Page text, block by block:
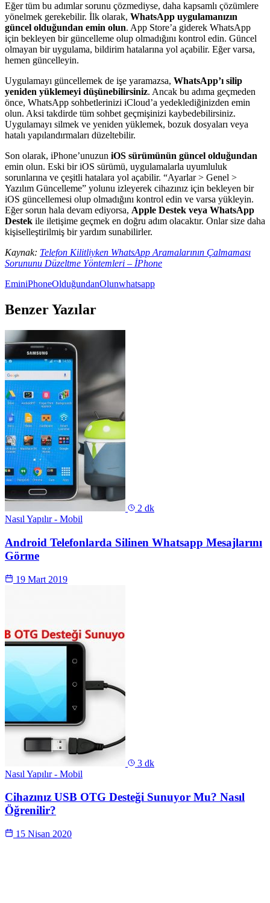
Eğer tüm bu adımlar sorunu çözmediyse, daha kapsamlı çözümlere
yönelmek gerekebilir. İlk olarak, WhatsApp uygulamanızın
güncel olduğundan emin olun. App Store’a giderek WhatsApp
için bekleyen bir güncelleme olup olmadığını kontrol edin. Güncel
olmayan bir uygulama, bildirim hatalarına yol açabilir. Eğer varsa,
hemen güncelleyin.
Uygulamayı güncellemek de işe yaramazsa, WhatsApp’ı silip
yeniden yüklemeyi düşünebilirsiniz. Ancak bu adıma geçmeden
önce, WhatsApp sohbetlerinizi iCloud’a yedeklediğinizden emin
olun. Aksi takdirde tüm sohbet geçmişinizi kaybedebilirsiniz.
Uygulamayı silmek ve yeniden yüklemek, bozuk dosyaları veya
hatalı yapılandırmaları düzeltebilir.
Son olarak, iPhone’unuzun iOS sürümünün güncel olduğundan
emin olun. Eski bir iOS sürümü, uygulamalarla uyumluluk
sorunlarına ve çeşitli hatalara yol açabilir. “Ayarlar > Genel >
Yazılım Güncelleme” yolunu izleyerek cihazınız için bekleyen bir
iOS güncellemesi olup olmadığını kontrol edin ve varsa yükleyin.
Eğer sorun hala devam ediyorsa, Apple Destek veya WhatsApp
Destek ile iletişime geçmek en doğru adım olacaktır. Onlar size daha
kişiselleştirilmiş bir yardım sunabilirler.
Kaynak: Telefon Kilitliyken WhatsApp Aramalarının Çalmaması
Sorununu Düzeltme Yöntemleri – İPhone
EminiPhoneOlduğundanOlunwhatsapp
Benzer Yazılar
2 dk
Nasıl Yapılır - Mobil
Android Telefonlarda Silinen Whatsapp Mesajlarını
Görme
19 Mart 2019
3 dk
Nasıl Yapılır - Mobil
Cihazınız USB OTG Desteği Sunuyor Mu? Nasıl
Öğrenilir?
15 Nisan 2020